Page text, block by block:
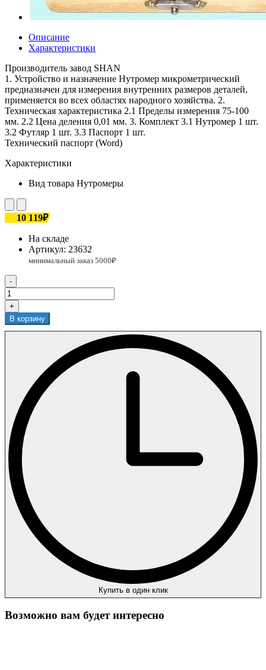
Описание
Характеристики
Производитель завод SHAN
1. Устройство и назначение Нутромер микрометрический
предназначен для измерения внутренних размеров деталей,
применяется во всех областях народного хозяйства. 2.
Техническая характеристика 2.1 Пределы измерения 75-100
мм. 2.2 Цена деления 0,01 мм. 3. Комплект 3.1 Нутромер 1 шт.
3.2 Футляр 1 шт. 3.3 Паспорт 1 шт.
Технический паспорт (Word)
Характеристики
Вид товара Нутромеры
10 119₽
На складе
Артикул: 23632
-
+
В корзину
Купить в один клик
Возможно вам будет интересно